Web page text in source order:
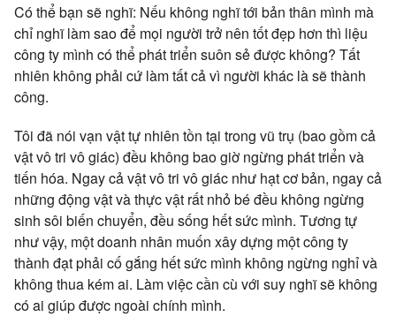
Có thể bạn sẽ nghĩ: Nếu không nghĩ tới bản thân mình mà
chỉ nghĩ làm sao để mọi người trở nên tốt đẹp hơn thì liệu
công ty mình có thể phát triển suôn sẻ được không? Tất
nhiên không phải cứ làm tất cả vì người khác là sẽ thành
công.
Tôi đã nói vạn vật tự nhiên tồn tại trong vũ trụ (bao gồm cả
vật vô tri vô giác) đều không bao giờ ngừng phát triển và
tiến hóa. Ngay cả vật vô tri vô giác như hạt cơ bản, ngay cả
những động vật và thực vật rất nhỏ bé đều không ngừng
sinh sôi biến chuyển, đều sống hết sức mình. Tương tự
như vậy, một doanh nhân muốn xây dựng một công ty
thành đạt phải cố gắng hết sức mình không ngừng nghỉ và
không thua kém ai. Làm việc cần cù với suy nghĩ sẽ không
có ai giúp được ngoài chính mình.